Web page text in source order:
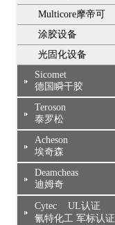
Multicore摩帝可
涂胶设备
光固化设备
Sicomet
德国瞬干胶
Teroson
泰罗松
Acheson
埃奇森
Deamcheas
迪姆奇
Cytec UL认证
氰特化工 军标认证